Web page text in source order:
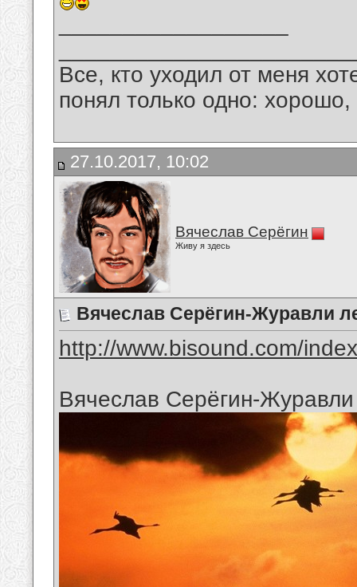
Все, кто уходил от меня
понял только одно:
27.10.2017, 10:02
Вячеслав Серёгин
Живу я здесь
Вячеслав Серёгин-Журавли
http://www.bisound.com/
Вячеслав Серёгин-Журавли